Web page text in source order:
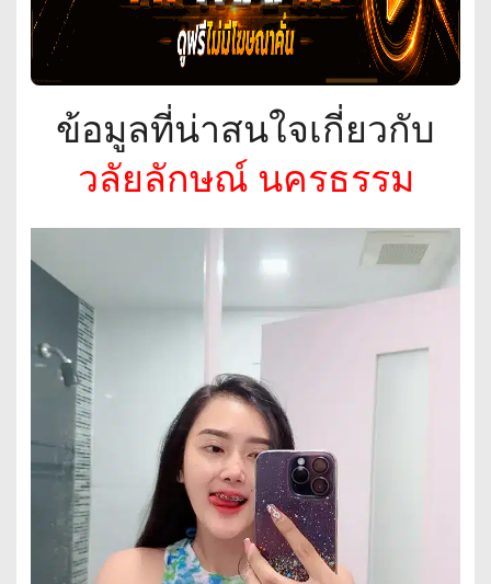
ข้อมูลที่น่าสนใจเกี่ยวกับ
วลัยลักษณ์ นครธรรม